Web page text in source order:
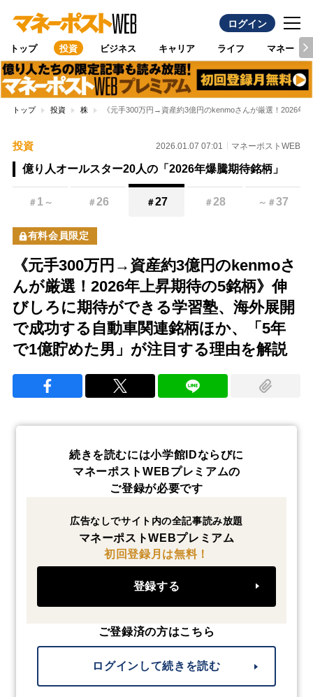
ログイン
トップ 投資 ビジネス キャリア ライフ マネー
トップ 投資 株 《元手300万円→資産約3億円のkenmoさんが厳選！2026年
投資 2026.01.07 07:01 マネーポストWEB
億り人オールスター20人の「2026年爆騰期待銘柄」
＃ 1 ～ ＃26 ＃27 ＃28 ～ ＃37
有料会員限定
《元手300万円→資産約3億円のkenmoさ
んが厳選！2026年上昇期待の5銘柄》伸
びしろに期待ができる学習塾、海外展開
で成功する自動車関連銘柄ほか、「5年
で1億貯めた男」が注目する理由を解説
続きを読むには小学館IDならびに
マネーポストWEBプレミアムの
ご登録が必要です
広告なしでサイト内の全記事読み放題
マネーポストWEBプレミアム
初回登録月は無料！
登録する
ご登録済の方はこちら
ログインして続きを読む